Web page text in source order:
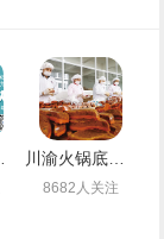
川渝火锅底料乐人食品
8682人关注